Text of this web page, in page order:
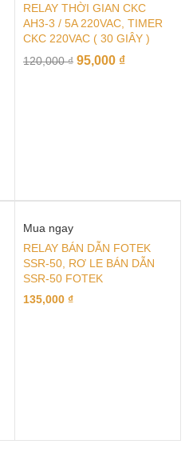
RELAY THỜI GIAN CKC
AH3-3 / 5A 220VAC, TIMER
CKC 220VAC ( 30 GIÂY )
120,000₫ 95,000 ₫
Mua ngay
RELAY BÁN DẪN FOTEK
SSR-50, RƠ LE BÁN DẪN
SSR-50 FOTEK
135,000 ₫